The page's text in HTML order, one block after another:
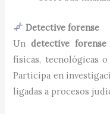
Detective forense
Undetective forense
físicas, tecnológicas
Participa en
ligadas a procesos